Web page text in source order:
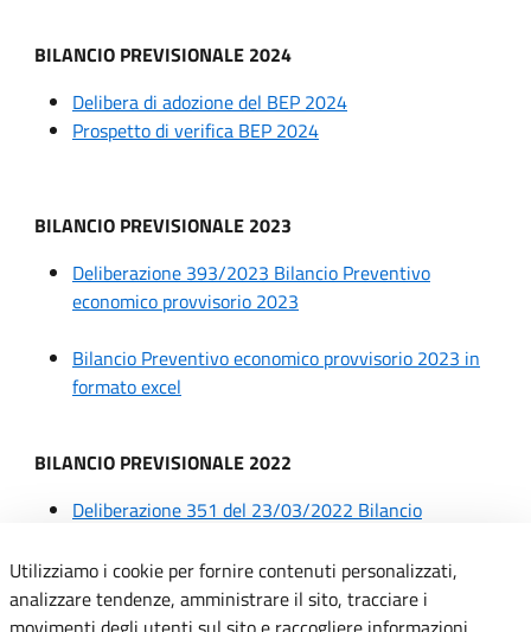
BILANCIO PREVISIONALE 2024
Delibera di adozione del BEP 2024
Prospetto di verifica BEP 2024
BILANCIO PREVISIONALE 2023
Deliberazione 393/2023 Bilancio Preventivo
economico provvisorio 2023
Bilancio Preventivo economico provvisorio 2023 in
formato excel
BILANCIO PREVISIONALE 2022
Deliberazione 351 del 23/03/2022 Bilancio
BILANCIO PREVISIONALE 2021
Utilizziamo i cookie per fornire contenuti personalizzati,
analizzare tendenze, amministrare il sito, tracciare i